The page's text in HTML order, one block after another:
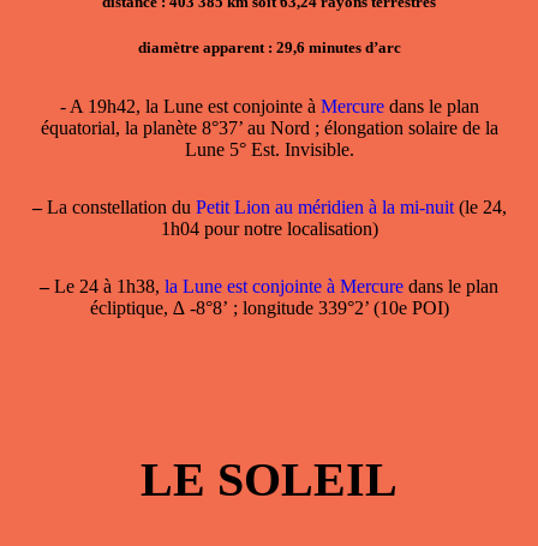
diamètre apparent : 29,6 minutes d’arc
- A 19h42, la Lune est conjointe à Mercuredans le plan
équatorial, la planète 8°37’ au Nord ; élongation solaire de la
Lune 5° Est. Invisible.
–La constellation du Petit Lion au méridien à la mi-nuit(le 24,
1h04 pour notre localisation)
–Le 24 à 1h38, la Lune est conjointe à Mercure dans le plan
écliptique, ∆ -8°8’ ; longitude 339°2’ (10e POI)
LE SOLEIL